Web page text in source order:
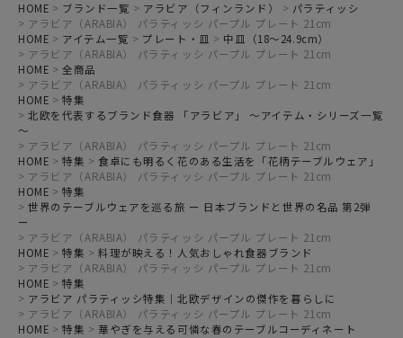
HOME ブランド一覧 アラビア（フィンランド）
パラティッシ
アラビア（ARABIA） パラティッシ パープル プレート 21cm
HOME
アイテム一覧 プレート・皿
中皿（18～24.9cm）
アラビア（ARABIA） パラティッシ パープル プレート 21cm
HOME
全商品
アラビア（ARABIA） パラティッシ パープル プレート 21cm
HOME
特集
北欧を代表するブランド食器 「アラビア」 ～アイテム・シリーズ一覧
～
アラビア（ARABIA） パラティッシ パープル プレート 21cm
HOME
特集
食卓にも明るく花のある生活を「花柄テーブルウェア」
アラビア（ARABIA） パラティッシ パープル プレート 21cm
HOME
特集
世界のテーブルウェアを巡る旅 ー 日本ブランドと世界の名品 第2弾
ー
アラビア（ARABIA） パラティッシ パープル プレート 21cm
HOME
特集
料理が映える！人気おしゃれ食器ブランド
アラビア（ARABIA） パラティッシ パープル プレート 21cm
HOME
特集
アラビア パラティッシ特集｜北欧デザインの傑作を暮らしに
アラビア（ARABIA） パラティッシ パープル プレート 21cm
HOME
特集
華やぎを与える可憐な春のテーブルコーディネート